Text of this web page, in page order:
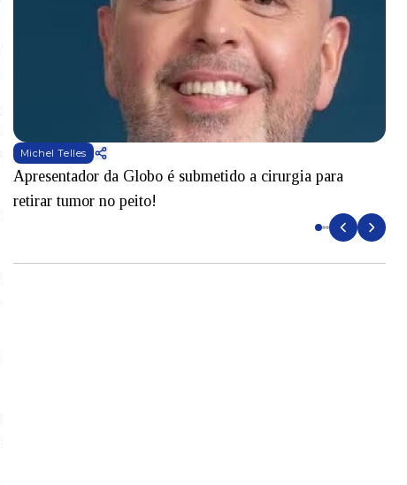
Michel Telles
Apresentador da Globo é submetido a cirurgia para
retirar tumor no peito!